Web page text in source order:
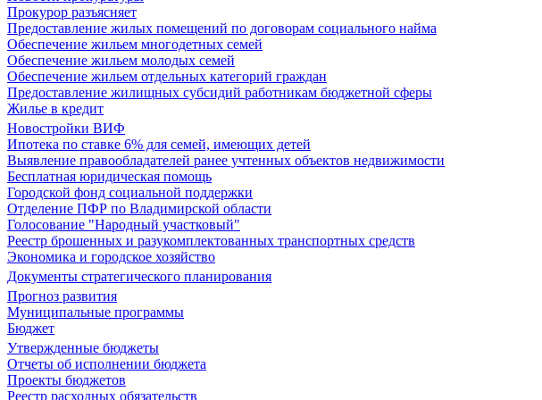
Прокурор разъясняет
Предоставление жилых помещений по договорам социального найма
Обеспечение жильем многодетных семей
Обеспечение жильем молодых семей
Обеспечение жильем отдельных категорий граждан
Предоставление жилищных субсидий работникам бюджетной сферы
Жилье в кредит
Новостройки ВИФ
Ипотека по ставке 6% для семей, имеющих детей
Выявление правообладателей ранее учтенных объектов недвижимости
Бесплатная юридическая помощь
Городской фонд социальной поддержки
Отделение ПФР по Владимирской области
Голосование "Народный участковый"
Реестр брошенных и разукомплектованных транспортных средств
Экономика и городское хозяйство
Документы стратегического планирования
Прогноз развития
Муниципальные программы
Бюджет
Утвержденные бюджеты
Отчеты об исполнении бюджета
Проекты бюджетов
Реестр расходных обязательств